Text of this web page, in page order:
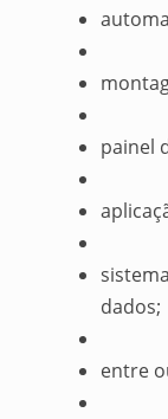
painel
dados;
entre